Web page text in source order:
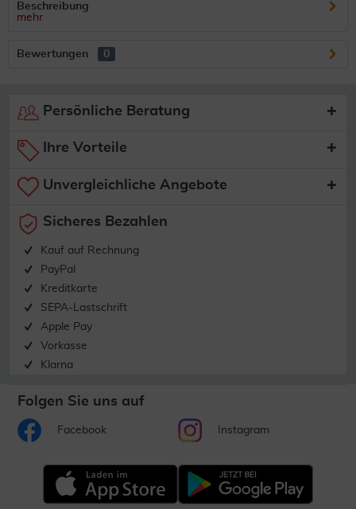
Beschreibung
mehr
Bewertungen 0
Persönliche Beratung
Ihre Vorteile
Unvergleichliche Angebote
Sicheres Bezahlen
Kauf auf Rechnung
PayPal
Kreditkarte
SEPA-Lastschrift
Apple Pay
Vorkasse
Klarna
Folgen Sie uns auf
Facebook Instagram